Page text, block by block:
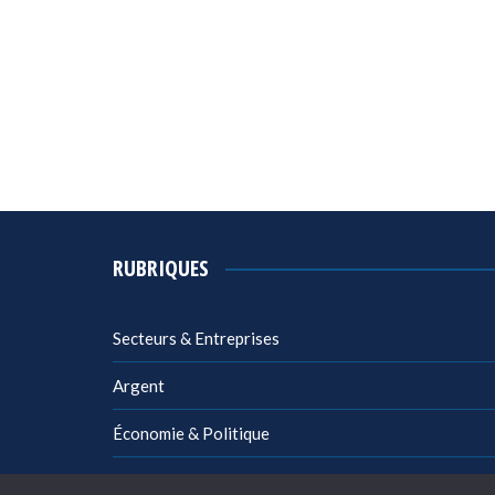
RUBRIQUES
Secteurs & Entreprises
Argent
Économie & Politique
Management